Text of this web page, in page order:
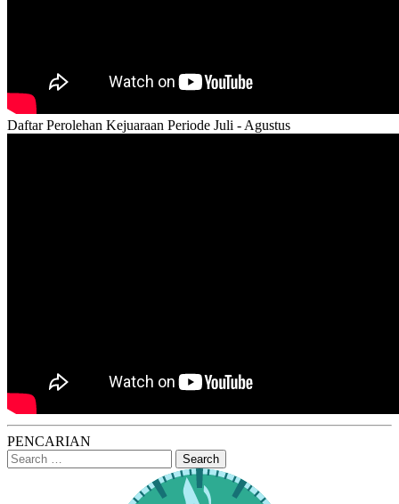
Daftar Perolehan Kejuaraan Periode Juli - Agustus
PENCARIAN